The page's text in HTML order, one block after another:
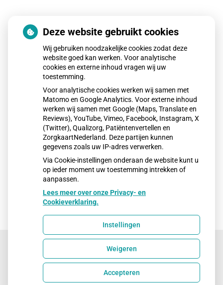
Buiten kantoortijden en in het weekend kunt u in geval
van SPOED contact opnemen met de Huisartsenpost
Westland.
Contactgegevens:
Middel Broekweg 2A, 2671 ME Naaldwijk
Tel: 0174-638738
Uw Zorg Online|Beheer
Privacy verklaring Cookie-instellingen Voorwaarden
Deze website gebruikt cookies
Wij gebruiken noodzakelijke cookies zodat deze
website goed kan werken. Voor analytische
cookies en externe inhoud vragen wij uw
toestemming.
Voor analytische cookies werken wij samen met
Matomo en Google Analytics. Voor externe inhoud
werken wij samen met Google (Maps, Translate en
Reviews), YouTube, Vimeo, Facebook, Instagram, X
(Twitter), Qualizorg, Patiëntenvertellen en
ZorgkaartNederland. Deze partijen kunnen
gegevens zoals uw IP-adres verwerken.
Via Cookie-instellingen onderaan de website kunt u
op ieder moment uw toestemming intrekken of
aanpassen.
Lees meer over onze Privacy- en
Cookieverklaring.
Instellingen
Weigeren
Accepteren